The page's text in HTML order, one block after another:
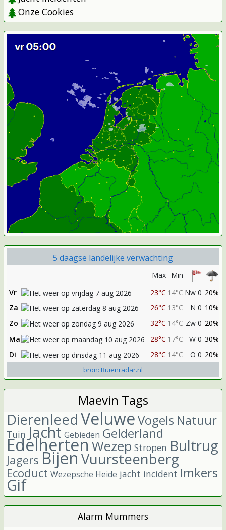
Onze Cookies
5 daagse landelijke verwachting
Max Min
Vr
23°C 14°C Nw 0 20%
Za
26°C 13°C N 0 10%
Zo
32°C 14°C Zw 0 20%
Ma
28°C 17°C W 0 30%
Di
28°C 14°C O 0 20%
bron: Buienradar.nl
Maevin Tags
DierenleedVeluweVogels Natuur
Tuin Jacht Gebieden Gelderland
EdelhertenWezep Stropen Bultrug
JagersBijenVuursteenberg
Ecoduct Wezepsche Heide jacht incident Imkers
Gif
Alarm Mummers